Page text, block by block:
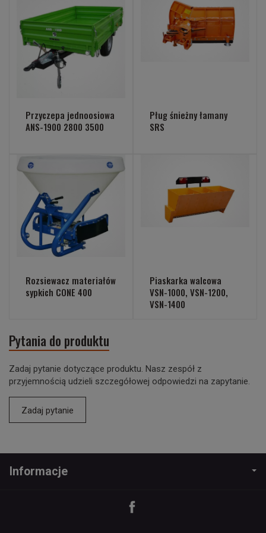
Przyczepa jednoosiowa
ANS-1900 2800 3500
Pług śnieżny łamany
SRS
Rozsiewacz materiałów
sypkich CONE 400
Piaskarka walcowa
VSN-1000, VSN-1200,
VSN-1400
Pytania do produktu
Zadaj pytanie dotyczące produktu. Nasz zespół z
przyjemnością udzieli szczegółowej odpowiedzi na zapytanie.
Zadaj pytanie
Informacje